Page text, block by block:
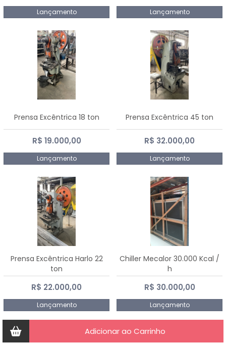
Lançamento Lançamento
Prensa Excêntrica 18 ton
R$ 19.000,00
Lançamento
Prensa Excêntrica 45 ton
R$ 32.000,00
Lançamento
Prensa Excêntrica Harlo 22
ton
R$ 22.000,00
Lançamento
Chiller Mecalor 30.000 Kcal /
h
R$ 30.000,00
Lançamento
Adicionar ao Carrinho